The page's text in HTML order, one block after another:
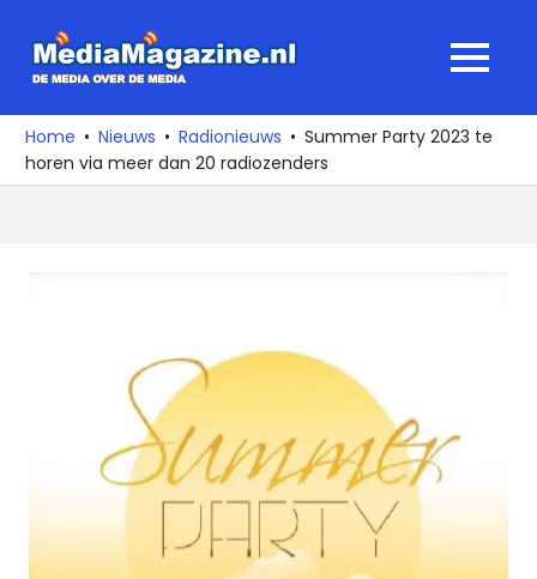
naar
media
over
de
MENU
Home Nieuws Radionieuws
Summer Party 2023 te
horen via meer dan 20 radiozenders